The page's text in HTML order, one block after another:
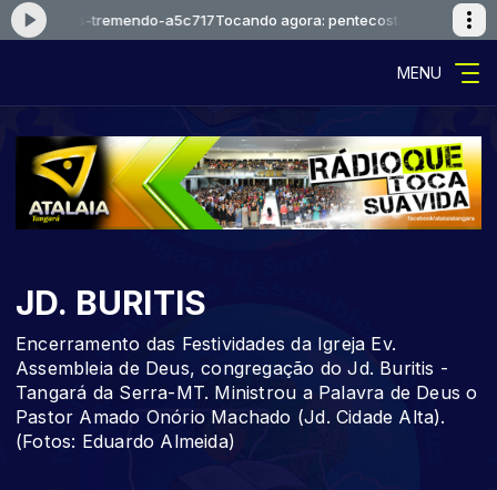
deus-tremendo-a5c717Tocando agora: pentecosta-deus-
MENU
JD. BURITIS
Encerramento das Festividades da Igreja Ev.
Assembleia de Deus, congregação do Jd. Buritis -
Tangará da Serra-MT. Ministrou a Palavra de Deus o
Pastor Amado Onório Machado (Jd. Cidade Alta).
(Fotos: Eduardo Almeida)